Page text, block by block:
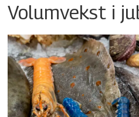
Volumvekst i